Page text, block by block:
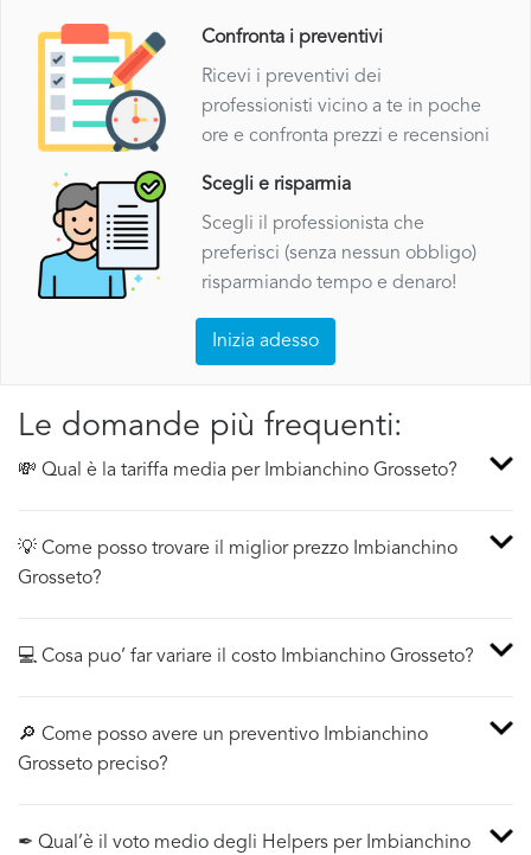
Confronta i preventivi
Ricevi i preventivi dei
professionisti vicino a te in poche
ore e confronta prezzi e recensioni
Scegli e risparmia
Scegli il professionista che
preferisci (senza nessun obbligo)
risparmiando tempo e denaro!
Inizia adesso
Le domande più frequenti:
💸 Qual è la tariffa media per Imbianchino Grosseto?
💡 Come posso trovare il miglior prezzo Imbianchino
Grosseto?
💻 Cosa puo’ far variare il costo Imbianchino Grosseto?
🔎 Come posso avere un preventivo Imbianchino
Grosseto preciso?
✒ Qual’è il voto medio degli Helpers per Imbianchino